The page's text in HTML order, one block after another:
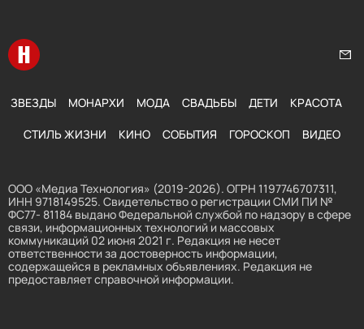
Перейти на главную
ЗВЕЗДЫ МОНАРХИ МОДА СВАДЬБЫ ДЕТИ КРАСОТА
СТИЛЬ ЖИЗНИ КИНО СОБЫТИЯ ГОРОСКОП ВИДЕО
ООО «Медиа Технология» (2019-2026). ОГРН 1197746707311,
ИНН 9718149525. Свидетельство о регистрации СМИ ПИ №
ФС77- 81184 выдано Федеральной службой по надзору в сфере
связи, информационных технологий и массовых
коммуникаций 02 июня 2021 г. Редакция не несет
ответственности за достоверность информации,
содержащейся в рекламных объявлениях. Редакция не
предоставляет справочной информации.